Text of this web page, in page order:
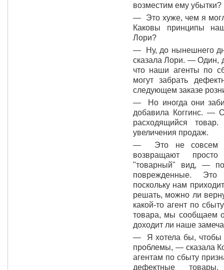
возместим ему убытки?
— Это хуже, чем я
Каковы принципы
Лори?
— Ну, до нынешнего
сказала Лори. — Один,
что наши агенты по
могут забрать
следующем заказе
— Но иногда они
добавила Коггинс. —
расходящийся
увеличения продаж.
— Это не совсем
возвращают
"товарный" вид, —
поврежденные. Это
поскольку нам
решать, можно ли
какой-то агент по
товара, мы сообщаем
доходит ли наше
— Я хотела бы, чтобы
проблемы, — сказала
агентам по сбыту
дефектные